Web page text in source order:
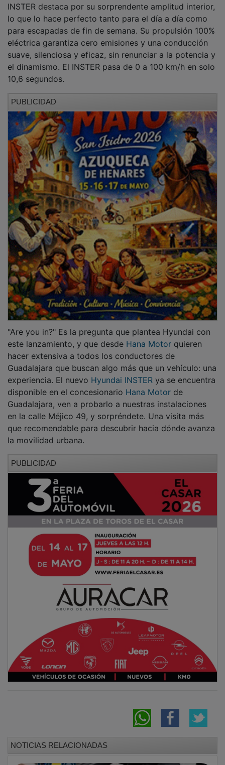
INSTER destaca por su sorprendente amplitud interior,
lo que lo hace perfecto tanto para el día a día como
para escapadas de fin de semana. Su propulsión 100%
eléctrica garantiza cero emisiones y una conducción
suave, silenciosa y eficaz, sin renunciar a la potencia y
el dinamismo. El INSTER pasa de 0 a 100 km/h en solo
10,6 segundos.
PUBLICIDAD
"Are you in?" Es la pregunta que plantea Hyundai con
este lanzamiento, y que desde Hana Motor quieren
hacer extensiva a todos los conductores de
Guadalajara que buscan algo más que un vehículo: una
experiencia. El nuevo Hyundai INSTER ya se encuentra
disponible en el concesionario Hana Motor de
Guadalajara, ven a probarlo a nuestras instalaciones
en la calle Méjico 49, y sorpréndete. Una visita más
que recomendable para descubrir hacia dónde avanza
la movilidad urbana.
PUBLICIDAD
NOTICIAS RELACIONADAS